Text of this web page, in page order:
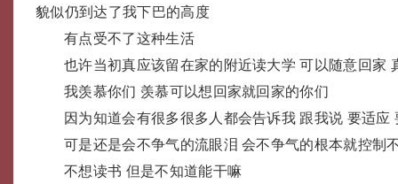
貌似仍到达了我下巴的高度
有点受不了这种生活
也许当初真应该留在家的附近读大学 可以随意回家
我羡慕你们 羡慕可以想回家就回家的你们
因为知道会有很多很多人都会告诉我 跟我说 要适应
可是还是会不争气的流眼泪 会不争气的根本就控制
不想读书 但是不知道能干嘛